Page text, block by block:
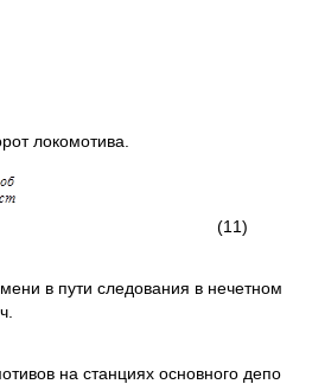
локомотива.
в пути следования в нечетном
на станциях основного депо